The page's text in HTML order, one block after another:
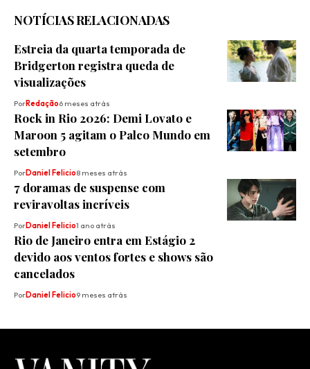
NOTÍCIAS RELACIONADAS
Estreia da quarta temporada de
Bridgerton registra queda de
visualizações
PorRedação6 meses atrás
Rock in Rio 2026: Demi Lovato e
Maroon 5 agitam o Palco Mundo em
setembro
PorDaniel Felicio8 meses atrás
7 doramas de suspense com
reviravoltas incríveis
PorDaniel Felicio1 ano atrás
Rio de Janeiro entra em Estágio 2
devido aos ventos fortes e shows são
cancelados
PorDaniel Felicio9 meses atrás